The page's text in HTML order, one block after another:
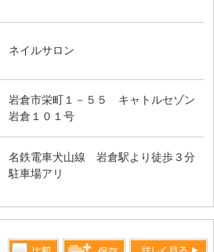
ネイルサロン
岩倉市栄町１－５５ キャトルセゾン
岩倉１０１号
名鉄電車犬山線 岩倉駅より徒歩３分
駐車場アリ